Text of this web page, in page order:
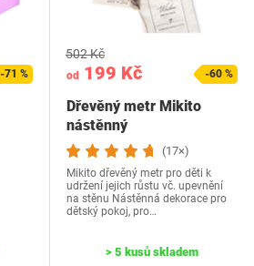
-71 % od 199 Kč
502 Kč
-60 %
Dřevěný metr Mikito
nástěnný
(17×)
Mikito dřevěný metr pro děti k
udržení jejich růstu vč. upevnění
na stěnu Nástěnná dekorace pro
dětský pokoj, pro…
> 5 kusů skladem